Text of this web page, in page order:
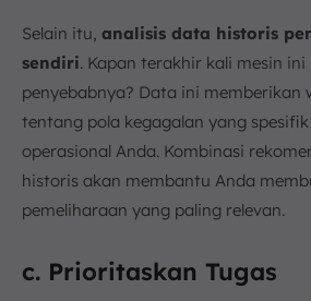
Selain itu, analisis data historis
sendiri. Kapan terakhir kali mesin
penyebabnya? Data ini memberikan
tentang pola kegagalan yang
operasional Anda. Kombinasi
historis akan membantu Anda
pemeliharaan yang paling relevan.
c. Prioritaskan Tugas